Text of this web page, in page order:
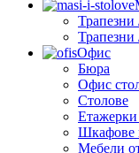
Трапезни
Трапезни
Офис
Бюра
Офис
Столове
Шкафове
Мебели